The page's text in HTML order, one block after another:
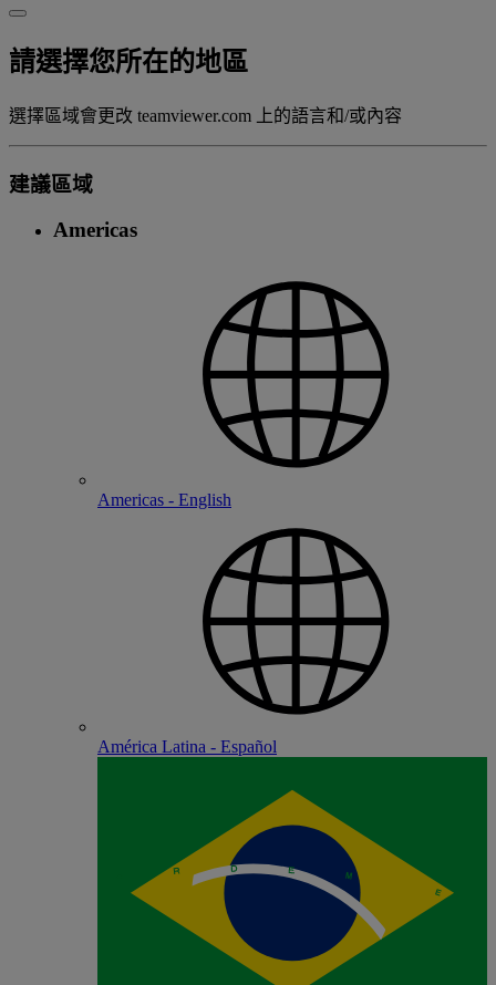
請選擇您所在的地區
選擇區域會更改 teamviewer.com 上的語言和/或內容
建議區域
Americas
Americas - English
América Latina - Español